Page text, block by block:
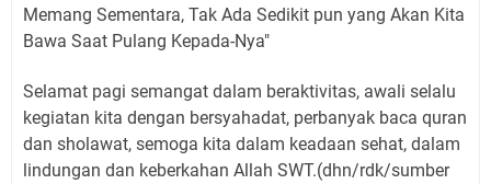
Memang Sementara, Tak Ada Sedikit pun yang Akan Kita
Bawa Saat Pulang Kepada-Nya"
Selamat pagi semangat dalam beraktivitas, awali selalu
kegiatan kita dengan bersyahadat, perbanyak baca quran
dan sholawat, semoga kita dalam keadaan sehat, dalam
lindungan dan keberkahan Allah SWT.(dhn/rdk/sumber